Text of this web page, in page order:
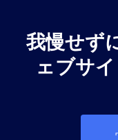
我慢せず
ェブサ